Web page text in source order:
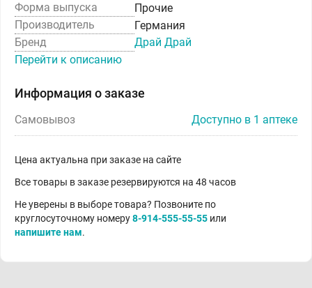
Форма выпуска
Прочие
Производитель
Германия
Бренд
Драй Драй
Перейти к описанию
Информация о заказе
Самовывоз Доступно в 1 аптеке
Цена актуальна при заказе на сайте
Все товары в заказе резервируются на 48 часов
Не уверены в выборе товара? Позвоните по
круглосуточному номеру8-914-555-55-55 или
напишите нам.